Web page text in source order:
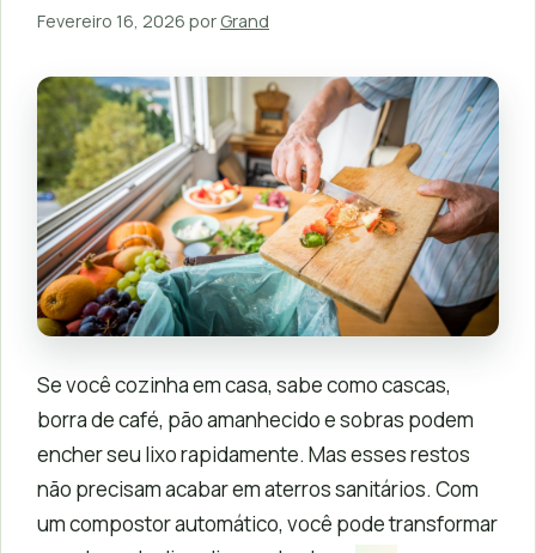
Fevereiro 16, 2026 por Grand
Se você cozinha em casa, sabe como cascas,
borra de café, pão amanhecido e sobras podem
encher seu lixo rapidamente. Mas esses restos
não precisam acabar em aterros sanitários. Com
um compostor automático, você pode transformar